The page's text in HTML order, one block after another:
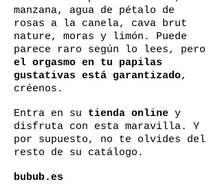
manzana, agua de pétalo de
rosas a la canela, cava brut
nature, moras y limón. Puede
parece raro según lo lees, pero
el orgasmo en tu papilas
gustativas está garantizado,
créenos.
Entra en su tienda online y
disfruta con esta maravilla. Y
por supuesto, no te olvides del
resto de su catálogo.
bubub.es